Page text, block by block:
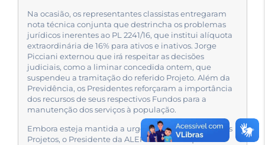
Na ocasião, os representantes classistas entregaram
nota técnica conjunta que destrincha os problemas
jurídicos inerentes ao PL 2241/16, que institui alíquota
extraordinária de 16% para ativos e inativos. Jorge
Picciani externou que irá respeitar as decisões
judiciais, como a liminar concedida ontem, que
suspendeu a tramitação do referido Projeto. Além da
Previdência, os Presidentes reforçaram a importância
dos recursos de seus respectivos Fundos para a
manutenção dos serviços à população.
Embora esteja mantida a urgência da tramitação dos
Projetos, o Presidente da ALERJ informou que irá